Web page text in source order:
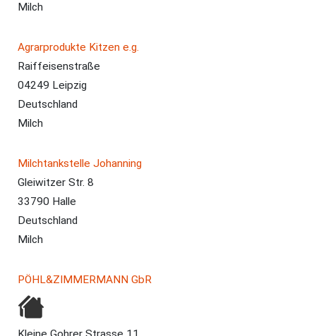
Milch
Agrarprodukte Kitzen e.g.
Raiffeisenstraße
04249 Leipzig
Deutschland
Milch
Milchtankstelle Johanning
Gleiwitzer Str. 8
33790 Halle
Deutschland
Milch
PÖHL&ZIMMERMANN GbR